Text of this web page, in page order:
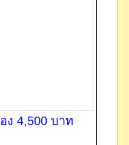
ง 4,500 บาท